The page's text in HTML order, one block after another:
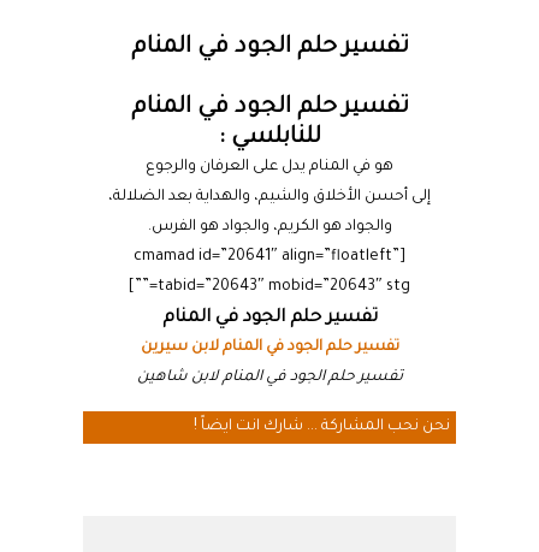
تفسير حلم الجود في المنام
تفسير حلم الجود في المنام
للنابلسي :
هو في المنام يدل على العرفان والرجوع
إلى أحسن الأخلاق والشيم، والهداية بعد الضلالة،
والجواد هو الكريم، والجواد هو الفرس.
[cmamad id=”20641″ align=”floatleft”
tabid=”20643″ mobid=”20643″ stg=””]
تفسير حلم الجود في المنام
تفسير حلم الجود في المنام لابن سيرين
تفسير حلم الجود في المنام لابن شاهين
نحن نحب المشاركة ... شارك انت ايضاً !